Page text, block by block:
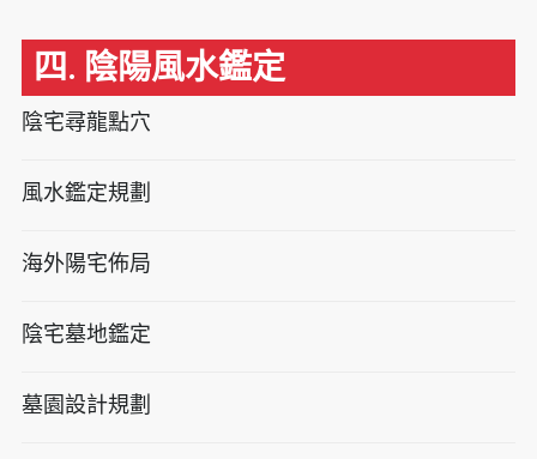
四. 陰陽風水鑑定
陰宅尋龍點穴
風水鑑定規劃
海外陽宅佈局
陰宅墓地鑑定
墓園設計規劃